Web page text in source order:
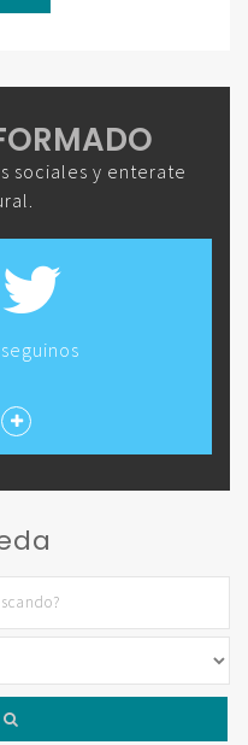
sociales y enterate
seguinos